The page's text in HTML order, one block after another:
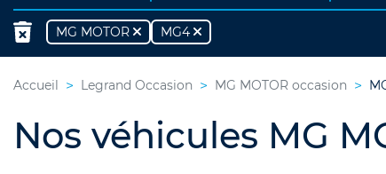
MG MOTOR MG4
Accueil Legrand Occasion MG MOTOR occasion
Nos véhicules MG